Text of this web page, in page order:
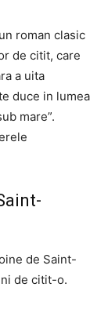
roman clasic
de citit, care
a uita
duce in lumea
mare”.
de Saint-
de citit-o.